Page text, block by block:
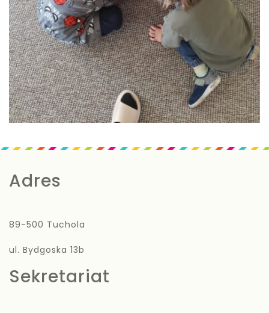
Adres
89-500 Tuchola
ul. Bydgoska 13b
Sekretariat